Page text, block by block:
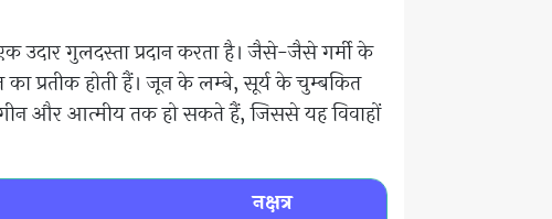
उदार गुलदस्ता प्रदान करता है। जैसे-जैसे गर्मी के
प्रतीक होती हैं। जून के लम्बे, सूर्य के चुम्बकित
और आत्मीय तक हो सकते हैं, जिससे यह विवाहों
नक्षत्र